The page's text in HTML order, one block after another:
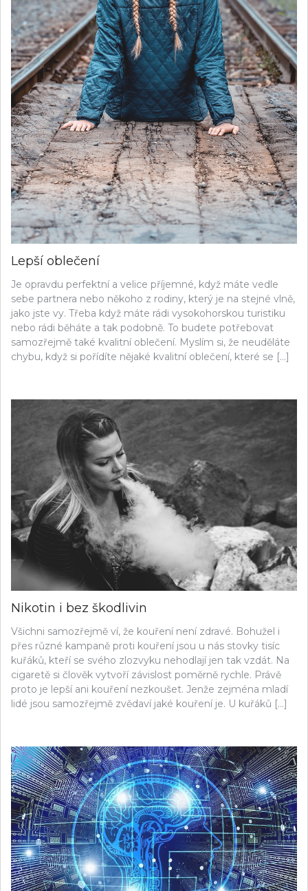
Lepší oblečení
Je opravdu perfektní a velice příjemné, když máte vedle
sebe partnera nebo někoho z rodiny, který je na stejné vlně,
jako jste vy. Třeba když máte rádi vysokohorskou turistiku
nebo rádi běháte a tak podobně. To budete potřebovat
samozřejmě také kvalitní oblečení. Myslím si, že neuděláte
chybu, když si pořídíte nějaké kvalitní oblečení, které se […]
Nikotin i bez škodlivin
Všichni samozřejmě ví, že kouření není zdravé. Bohužel i
přes různé kampaně proti kouření jsou u nás stovky tisíc
kuřáků, kteří se svého zlozvyku nehodlají jen tak vzdát. Na
cigaretě si člověk vytvoří závislost poměrně rychle. Právě
proto je lepší ani kouření nezkoušet. Jenže zejména mladí
lidé jsou samozřejmě zvědaví jaké kouření je. U kuřáků […]